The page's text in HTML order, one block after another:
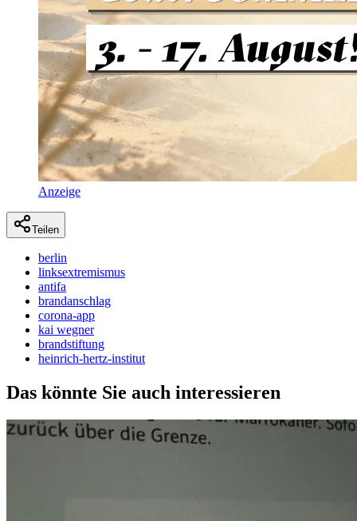
Anzeige
Teilen
berlin
linksextremismus
antifa
brandanschlag
corona-app
kai wegner
brandstiftung
heinrich-hertz-institut
Das könnte Sie auch interessieren